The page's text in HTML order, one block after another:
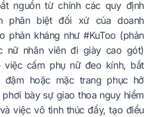
nguồn từ chính các quy định
phân biệt đối xử của doanh
phản kháng như #KuToo (phản
nữ nhân viên đi giày cao gót)
việc cấm phụ nữ đeo kính, bắt
đậm hoặc mặc trang phục hở
bày sự giao thoa nguy hiểm
việc vô tình thúc đẩy, tạo điều